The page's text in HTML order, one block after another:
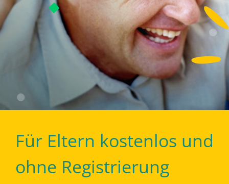
Für Eltern kostenlos und
ohne Registrierung